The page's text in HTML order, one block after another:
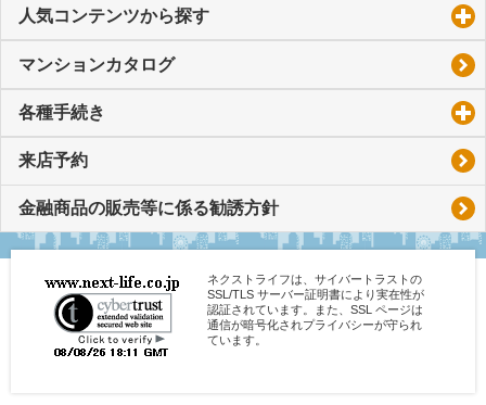
人気コンテンツから探す
マンションカタログ
各種手続き
来店予約
金融商品の販売等に係る勧誘方針
ネクストライフは、サイバートラストの
SSL/TLS サーバー証明書により実在性が
認証されています。また、SSL ページは
通信が暗号化されプライバシーが守られ
ています。